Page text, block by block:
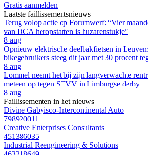
Gratis aanmelden
Laatste faillissementsnieuws
Terug volop actie op Forumwerf: “Vier
van DCA heropstarten is huzarenstukje”
8 aug
Opnieuw elektrische deelbakfietsen in
bikegebruikers steeg dit jaar met 30 procent
8 aug
Lommel neemt het bij zijn langverwachte
meteen op tegen STVV in Limburgse derby
8 aug
Faillissementen in het nieuws
Divine Gabyisco-Intercontinental Auto
798920011
Creative Enterprises Consultants
451386035
Industrial Reengineering & Solutions